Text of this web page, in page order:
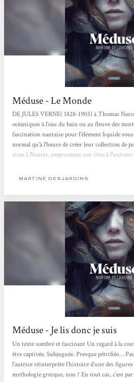
Méduse - Le Monde
DE JULES VERNE( 1828-1905) à Thomas
océaniques à l'eau du bain ou au fleuve des
fascination nantaise pour l'élément liquide
normal qu'à l'heure de créer leur collection de
sises à Nantes, empruntent son titre à
collection, extraordinaire roman de l'écrivaine
MARTINE DESJARDINS
Méduse - Je lis donc je suis
Un texte sombre et fascinant Un regard à la
être captivée. Subjuguée. Presque pétrifiée…
l’autrice réinterprète l’histoire d’une des
mythologie grecque, non ? En tout cas, c’est